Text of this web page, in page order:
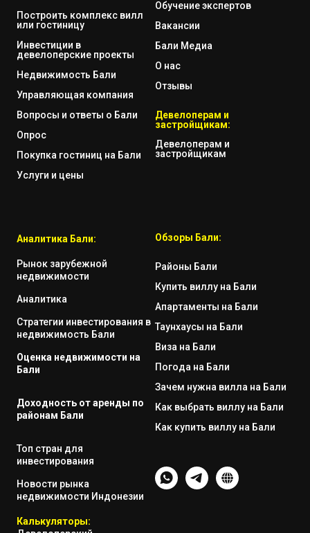
Построить комплекс вилл
или гостиницу
Инвестиции в
девелоперские проекты
Недвижимость Бали
Управляющая компания
Вопросы и ответы о Бали
Опрос
Покупка гостиниц на Бали
Услуги и цены
Обучение экспертов
Вакансии
Бали Медиа
О нас
Отзывы
Девелоперам и
застройщикам:
Девелоперам и
застройщикам
Аналитика Бали:
Рынок зарубежной
недвижимости
Аналитика
Стратегии инвестирования в
недвижимость Бали
Оценка недвижимости на
Бали
Доходность от аренды по
районам Бали
Топ стран для
инвестирования
Новости рынка
недвижимости Индонезии
Калькуляторы:
Обзоры Бали:
Районы Бали
Купить виллу на Бали
Апартаменты на Бали
Таунхаусы на Бали
Виза на Бали
Погода на Бали
Зачем нужна вилла на Бали
Как выбрать виллу на Бали
Как купить виллу на Бали